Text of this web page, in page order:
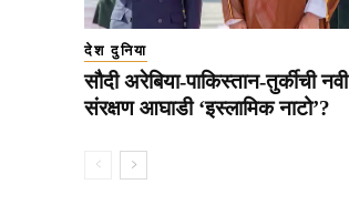
देश दुनिया
सौदी अरेबिया-पाकिस्तान-तुर्कीची नवी
संरक्षण आघाडी ‘इस्लामिक नाटो’?